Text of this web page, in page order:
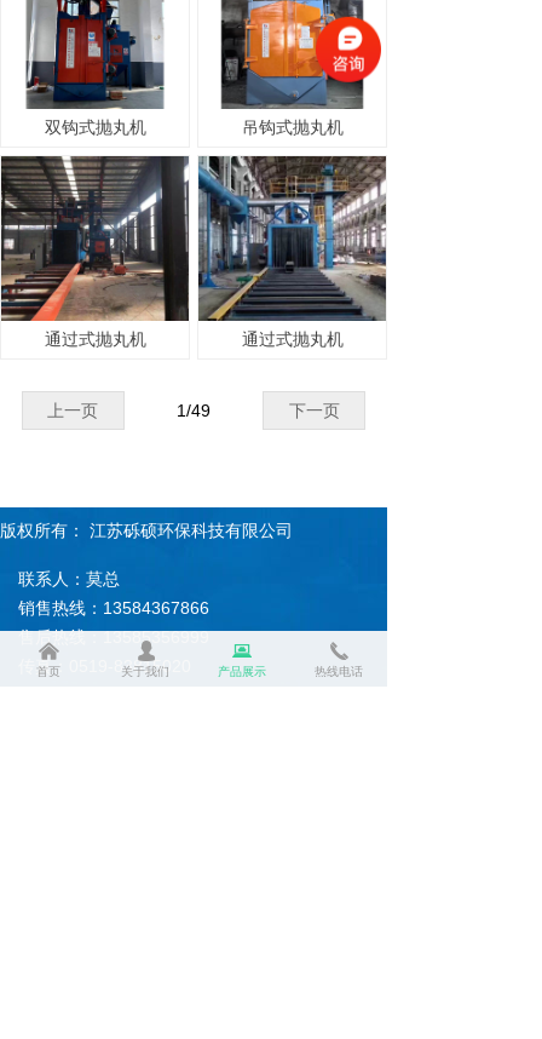
双钩式抛丸机 吊钩式抛丸机
通过式抛丸机 通过式抛丸机
上一页 下一页
1/49
联系人：莫总
销售热线：13584367866
售后热线：13585356999
传真：0519-83815020
版权所有： 江苏砾硕环保科技有限公司
낀
首页
넙
关于我们
뀵
产品展示
끅
热线电话